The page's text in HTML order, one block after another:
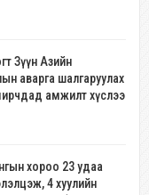
Зүүн Азийн
аварга шалгаруулах
амжилт хүслээ
хороо 23 удаа
4 хуулийн